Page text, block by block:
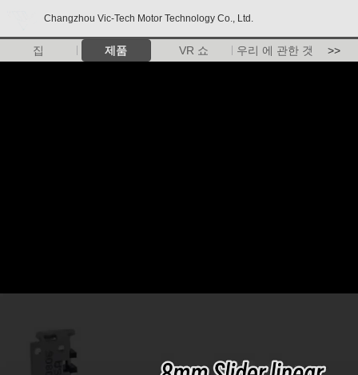
Changzhou Vic-Tech Motor Technology Co., Ltd.
집 제품 VR 쇼 우리 에 관한 것 >>